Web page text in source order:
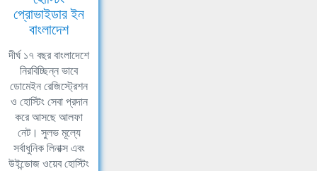
প্রোভাইডার ইন
বাংলাদেশ
দীর্ঘ ১৭ বছর বাংলাদেশে
নিরবিচ্ছিন্ন ভাবে
ডোমেইন রেজিস্ট্রেশন
ও হোস্টিং সেবা প্রদান
করে আসছে আলফা
নেট। সুলভ মূল্যে
সর্বাধুনিক লিনাক্স এবং
উইন্ডোজ ওয়েব হোস্টিং